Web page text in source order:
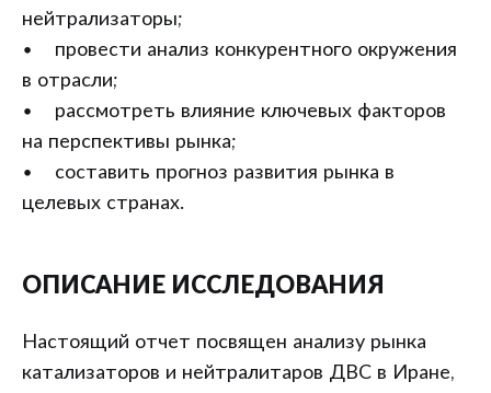
нейтрализаторы;
• провести анализ конкурентного окружения
в отрасли;
• рассмотреть влияние ключевых факторов
на перспективы рынка;
• составить прогноз развития рынка в
целевых странах.
ОПИСАНИЕ ИССЛЕДОВАНИЯ
Настоящий отчет посвящен анализу рынка
катализаторов и нейтралитаров ДВС в Иране,